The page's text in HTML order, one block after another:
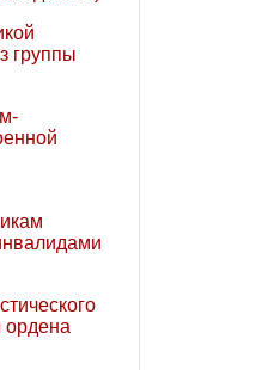
группы
ордена